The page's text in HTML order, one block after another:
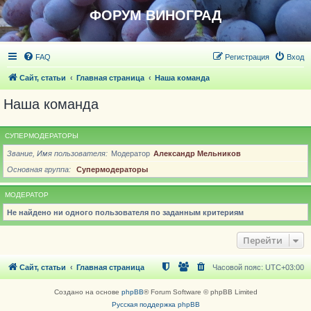
ФОРУМ ВИНОГРАД
FAQ Вход
Регистрация
Сайт, статьи Главная страница Наша команда
Наша команда
СУПЕРМОДЕРАТОРЫ
Звание, Имя пользователя Модератор Александр Мельников
Основная группа
Супермодераторы
МОДЕРАТОР
Не найдено ни одного пользователя по заданным критериям
Перейти
Сайт, статьи Главная страница Часовой пояс: UTC+03:00
Создано на основе phpBB® Forum Software © phpBB Limited
Русская поддержка phpBB